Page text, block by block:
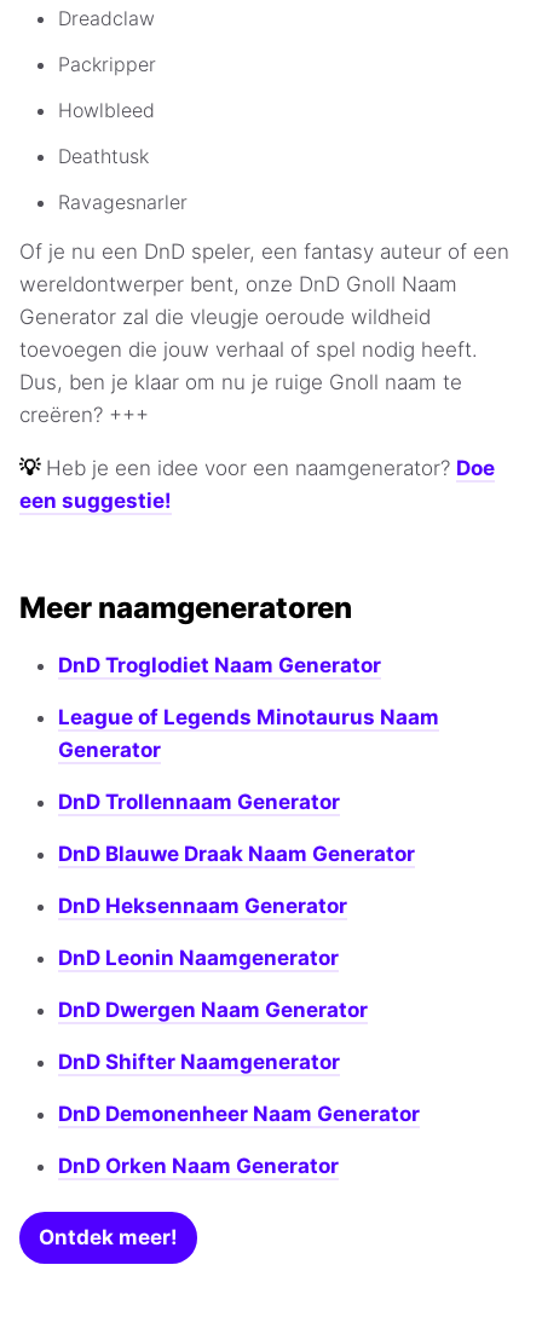
Dreadclaw
Packripper
Howlbleed
Deathtusk
Ravagesnarler
Of je nu een DnD speler, een fantasy auteur of een
wereldontwerper bent, onze DnD Gnoll Naam
Generator zal die vleugje oeroude wildheid
toevoegen die jouw verhaal of spel nodig heeft.
Dus, ben je klaar om nu je ruige Gnoll naam te
creëren? +++
💡 Heb je een idee voor een naamgenerator? Doe
een suggestie!
Meer naamgeneratoren
DnD Troglodiet Naam Generator
League of Legends Minotaurus Naam
Generator
DnD Trollennaam Generator
DnD Blauwe Draak Naam Generator
DnD Heksennaam Generator
DnD Leonin Naamgenerator
DnD Dwergen Naam Generator
DnD Shifter Naamgenerator
DnD Demonenheer Naam Generator
DnD Orken Naam Generator
Ontdek meer!